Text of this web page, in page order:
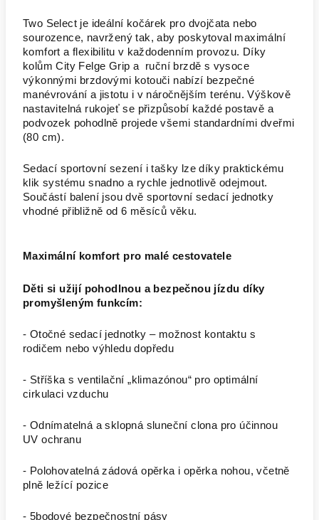
Two Select je ideální kočárek pro dvojčata nebo
sourozence, navržený tak, aby poskytoval maximální
komfort a flexibilitu v každodenním provozu. Díky
kolům City Felge Grip a ruční brzdě s vysoce
výkonnými brzdovými kotouči nabízí bezpečné
manévrování a jistotu i v náročnějším terénu. Výškově
nastavitelná rukojeť se přizpůsobí každé postavě a
podvozek pohodlně projede všemi standardními dveřmi
(80 cm).
Sedací sportovní sezení i tašky lze díky praktickému
klik systému snadno a rychle jednotlivě odejmout.
Součástí balení jsou dvě sportovní sedací jednotky
vhodné přibližně od 6 měsíců věku.
Maximální komfort pro malé cestovatele
Děti si užijí pohodlnou a bezpečnou jízdu díky
promyšleným funkcím:
- Otočné sedací jednotky – možnost kontaktu s
rodičem nebo výhledu dopředu
- Stříška s ventilační „klimazónou“ pro optimální
cirkulaci vzduchu
- Odnímatelná a sklopná sluneční clona pro účinnou
UV ochranu
- Polohovatelná zádová opěrka i opěrka nohou, včetně
plně ležící pozice
- 5bodové bezpečnostní pásy